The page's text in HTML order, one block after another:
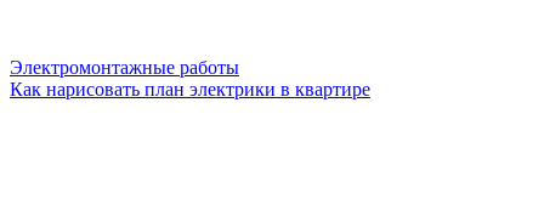
Электромонтажные работы
Как нарисовать план электрики в квартире